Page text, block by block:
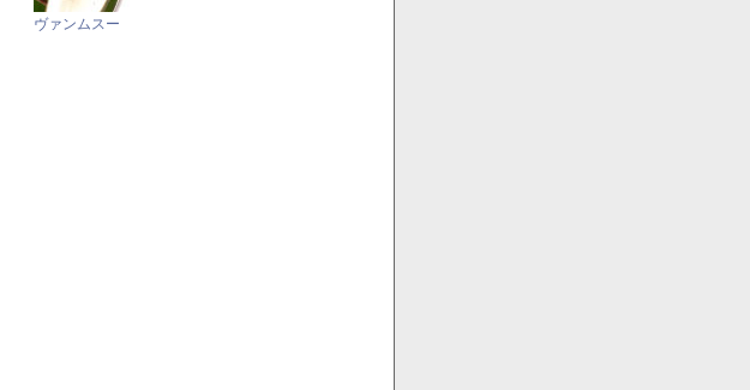
ヴァンムスー